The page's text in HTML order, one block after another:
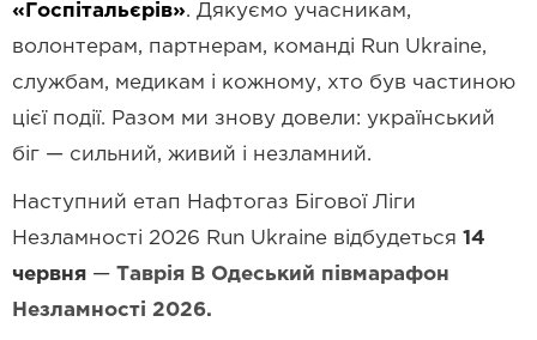
«Госпітальєрів». Дякуємо учасникам,
волонтерам, партнерам, команді Run Ukraine,
службам, медикам і кожному, хто був частиною
цієї події. Разом ми знову довели: український
біг — сильний, живий і незламний.
Наступний етап Нафтогаз Бігової Ліги
Незламності 2026 Run Ukraine відбудеться 14
червня — Таврія В Одеський півмарафон
Незламності 2026.